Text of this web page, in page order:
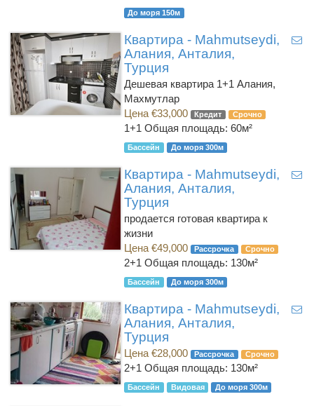
До моря 150м
Квартира - Mahmutseydi,
Алания, Анталия,
Турция
Дешевая квартира 1+1 Алания,
Махмутлар
Цена €33,000
Кредит Срочно
1+1 Общая площадь: 60м²
Бассейн До моря 300м
Квартира - Mahmutseydi,
Алания, Анталия,
Турция
продается готовая квартира к
жизни
Цена €49,000
Рассрочка Срочно
2+1 Общая площадь: 130м²
Бассейн До моря 300м
Квартира - Mahmutseydi,
Алания, Анталия,
Турция
Цена €28,000 Рассрочка Срочно
2+1 Общая площадь: 130м²
Бассейн Видовая До моря 300м